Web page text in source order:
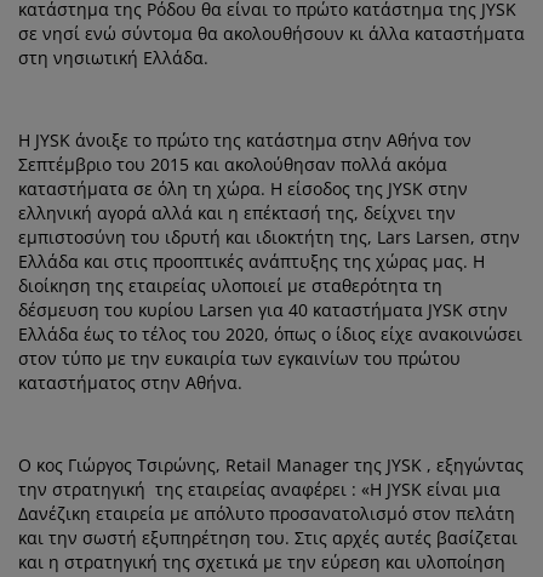
υπνοδωματίου
κρεβατιών
κρεβατιού
κρεβατιού
στρώματα
κρεβάτια
επίπλων
εξωτερικού χώρου
σπιτιού
δωμάτιο
πλυντηρίου
κατάστημα της Ρόδου θα είναι το πρώτο κατάστημα της JYSK
σε νησί ενώ σύντομα θα ακολουθήσουν κι άλλα καταστήματα
στη νησιωτική Ελλάδα.
Η JYSK άνοιξε το πρώτο της κατάστημα στην Αθήνα τον
Σεπτέμβριο του 2015 και ακολούθησαν πολλά ακόμα
καταστήματα σε όλη τη χώρα. Η είσοδος της JYSK στην
ελληνική αγορά αλλά και η επέκτασή της, δείχνει την
εμπιστοσύνη του ιδρυτή και ιδιοκτήτη της, Lars Larsen, στην
Ελλάδα και στις προοπτικές ανάπτυξης της χώρας μας. Η
διοίκηση της εταιρείας υλοποιεί με σταθερότητα τη
δέσμευση του κυρίου Larsen για 40 καταστήματα JYSK στην
Ελλάδα έως το τέλος του 2020, όπως ο ίδιος είχε ανακοινώσει
στον τύπο με την ευκαιρία των εγκαινίων του πρώτου
καταστήματος στην Αθήνα.
Ο κος Γιώργος Τσιρώνης, Retail Manager της JYSK , εξηγώντας
την στρατηγική της εταιρείας αναφέρει : «Η JYSK είναι μια
Δανέζικη εταιρεία με απόλυτο προσανατολισμό στον πελάτη
και την σωστή εξυπηρέτηση του. Στις αρχές αυτές βασίζεται
και η στρατηγική της σχετικά με την εύρεση και υλοποίηση